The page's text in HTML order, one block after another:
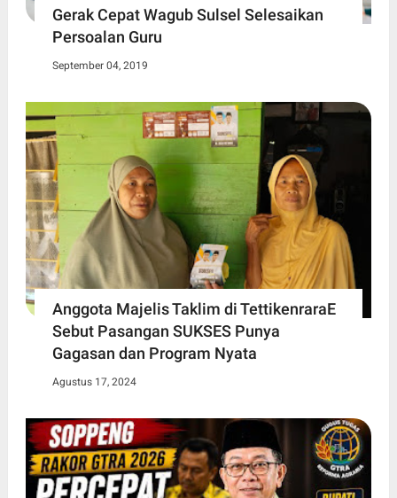
Gerak Cepat Wagub Sulsel Selesaikan
Persoalan Guru
September 04, 2019
Anggota Majelis Taklim di TettikenraraE
Sebut Pasangan SUKSES Punya
Gagasan dan Program Nyata
Agustus 17, 2024